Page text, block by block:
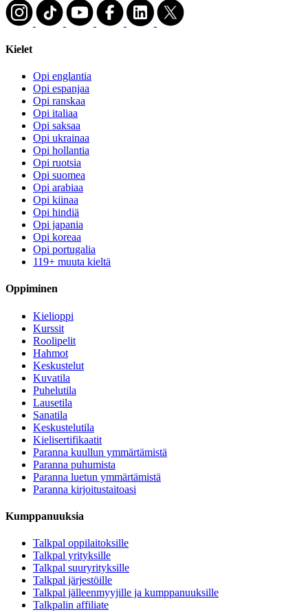
Kielet
Opi englantia
Opi espanjaa
Opi ranskaa
Opi italiaa
Opi saksaa
Opi ukrainaa
Opi hollantia
Opi ruotsia
Opi suomea
Opi arabiaa
Opi kiinaa
Opi hindiä
Opi japania
Opi koreaa
Opi portugalia
119+ muuta kieltä
Oppiminen
Kielioppi
Kurssit
Roolipelit
Hahmot
Keskustelut
Kuvatila
Puhelutila
Lausetila
Sanatila
Keskustelutila
Kielisertifikaatit
Paranna kuullun ymmärtämistä
Paranna puhumista
Paranna luetun ymmärtämistä
Paranna kirjoitustaitoasi
Kumppanuuksia
Talkpal oppilaitoksille
Talkpal yrityksille
Talkpal suuryrityksille
Talkpal järjestöille
Talkpal jälleenmyyjille ja kumppanuuksille
Talkpalin affiliate